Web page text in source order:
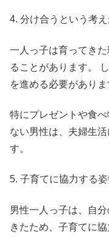
4. 分け合うという考
一人っ子は育ってき
ることがあります。
を進める必要がありま
特にプレゼントや食
ない男性は、夫婦生
す。
5. 子育てに協力する
男性一人っ子は、自
きたため、子育てに